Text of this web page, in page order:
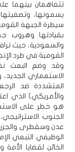
تتفاهمان بينهما
يسمونها،
سيطرة الجبهة
بقيادتها وهروب
والسعودية، حيث
القومية في طرد
وقد وضع البعث
الاستعماري
المتشددة ضد
والأمريكي) الذي
هو خطر على
الجنوب
عدن وسقطرى والجزر
الوظيفي التبعي
الخائن لقضايا